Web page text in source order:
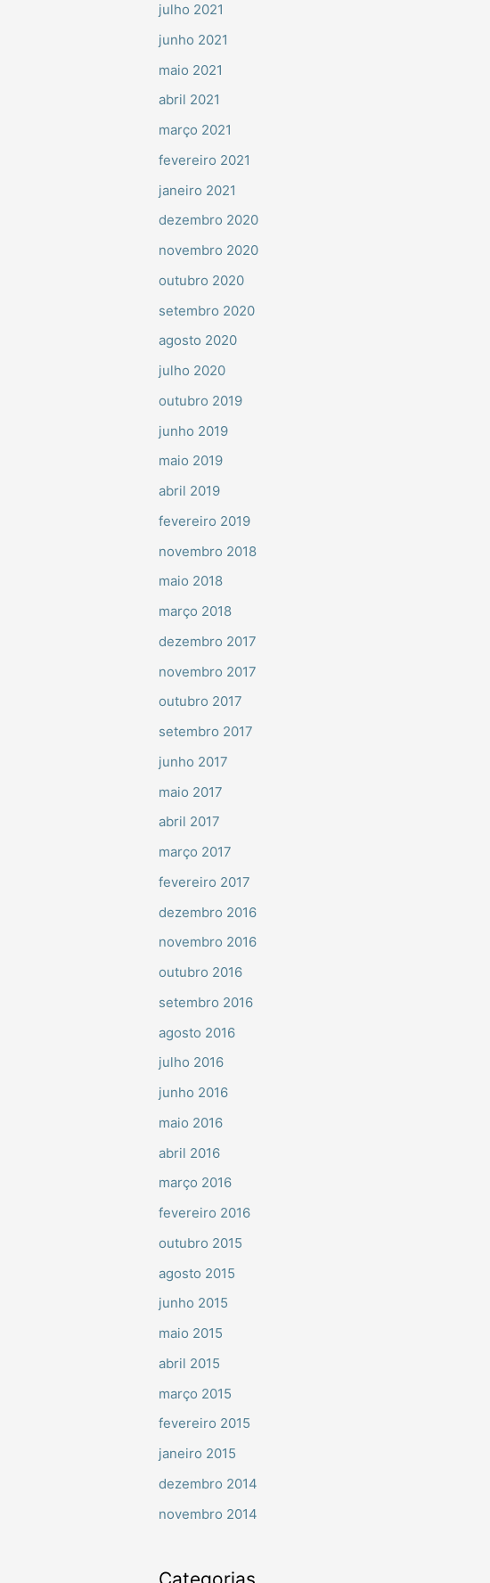
julho 2021
junho 2021
maio 2021
abril 2021
março 2021
fevereiro 2021
janeiro 2021
dezembro 2020
novembro 2020
outubro 2020
setembro 2020
agosto 2020
julho 2020
outubro 2019
junho 2019
maio 2019
abril 2019
fevereiro 2019
novembro 2018
maio 2018
março 2018
dezembro 2017
novembro 2017
outubro 2017
setembro 2017
junho 2017
maio 2017
abril 2017
março 2017
fevereiro 2017
dezembro 2016
novembro 2016
outubro 2016
setembro 2016
agosto 2016
julho 2016
junho 2016
maio 2016
abril 2016
março 2016
fevereiro 2016
outubro 2015
agosto 2015
junho 2015
maio 2015
abril 2015
março 2015
fevereiro 2015
janeiro 2015
dezembro 2014
novembro 2014